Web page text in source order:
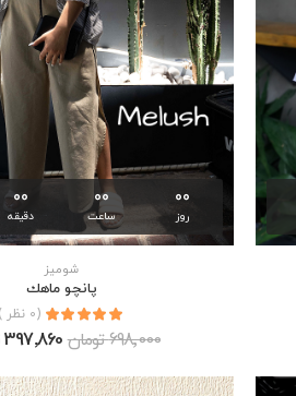
00
روز
00
ساعت
00
دقیقه
شوميز
پانچو ماهك
(0 نظر )
698٬000 تومان 397٬860 تومان